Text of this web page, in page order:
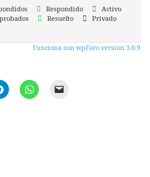
Respondido
Activo
Resuelto
Privado
Funciona con wpForo version 3.0.9